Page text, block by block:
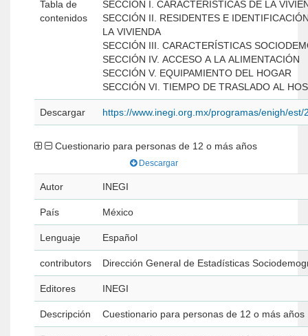
Tabla de
contenidos
SECCIÓN I. CARACTERÍSTICAS DE LA
SECCIÓN II. RESIDENTES E
LA VIVIENDA
SECCIÓN III. CARACTERÍSTICAS
SECCIÓN IV. ACCESO A LA ALIMENTACIÓN
SECCIÓN V. EQUIPAMIENTO DEL HOGAR
SECCIÓN VI. TIEMPO DE TRASLADO AL
Descargar https://www.inegi.org.mx/programas/enigh/
Cuestionario para personas de 12 o más años
Descargar
Autor INEGI
País México
Lenguaje Español
contributors Dirección General de Estadísticas
Editores INEGI
Descripción Cuestionario para personas de 12 o más años